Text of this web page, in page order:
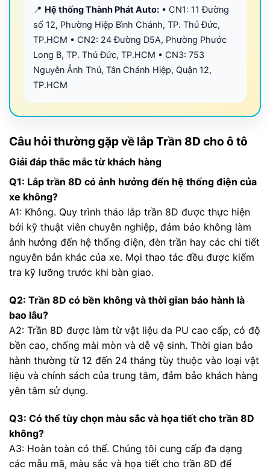
📍 Hệ thống Thành Phát Auto: • CN1: 11 Đường
số 12, Phường Hiệp Bình Chánh, TP. Thủ Đức,
TP.HCM • CN2: 24 Đường D5A, Phường Phước
Long B, TP. Thủ Đức, TP.HCM • CN3: 753
Nguyễn Ảnh Thủ, Tân Chánh Hiệp, Quận 12,
TP.HCM
Câu hỏi thường gặp về lắp Trần 8D cho ô tô
Giải đáp thắc mắc từ khách hàng
Q1: Lắp trần 8D có ảnh hưởng đến hệ thống điện của
xe không?
A1: Không. Quy trình tháo lắp trần 8D được thực hiện
bởi kỹ thuật viên chuyên nghiệp, đảm bảo không làm
ảnh hưởng đến hệ thống điện, đèn trần hay các chi tiết
nguyên bản khác của xe. Mọi thao tác đều được kiểm
tra kỹ lưỡng trước khi bàn giao.
Q2: Trần 8D có bền không và thời gian bảo hành là
bao lâu?
A2: Trần 8D được làm từ vật liệu da PU cao cấp, có độ
bền cao, chống mài mòn và dễ vệ sinh. Thời gian bảo
hành thường từ 12 đến 24 tháng tùy thuộc vào loại vật
liệu và chính sách của trung tâm, đảm bảo khách hàng
yên tâm sử dụng.
Q3: Có thể tùy chọn màu sắc và họa tiết cho trần 8D
không?
A3: Hoàn toàn có thể. Chúng tôi cung cấp đa dạng
các mẫu mã, màu sắc và họa tiết cho trần 8D để